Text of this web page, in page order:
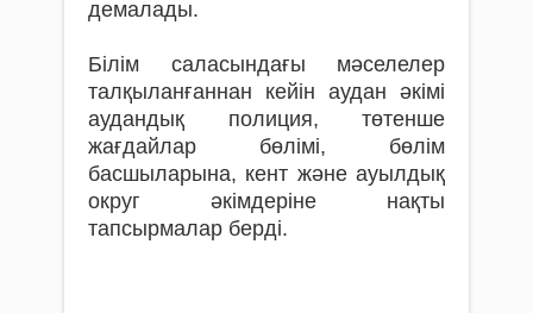
демалады.
Білім саласындағы мәселелер
талқыланғаннан кейін аудан әкімі
аудандық полиция, төтенше
жағдайлар бөлімі, бөлім
басшыларына, кент және ауылдық
округ әкімдеріне нақты
тапсырмалар берді.